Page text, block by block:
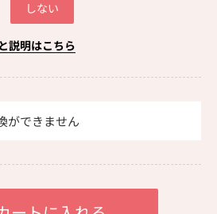
しない
説明はこちら
ができません